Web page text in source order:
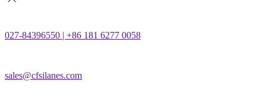
027-84396550 | +86 181 6277 0058
sales@cfsilanes.com